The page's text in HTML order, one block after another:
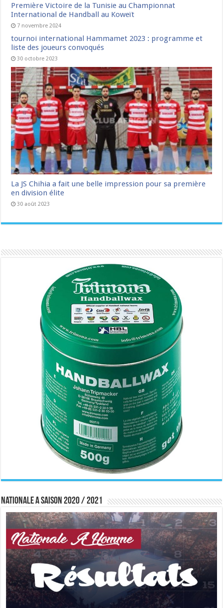
Première Victoire de la Tunisie au Championnat
International de Handball au Koweït
7 novembre 2024
tournoi international Hammamet 2023 : programme et
liste des joueurs convoqués
30 octobre 2023
La JS Chihia a fait une belle impression pour sa première
en division élite
30 août 2023
Nationale A saison 2020 / 2021